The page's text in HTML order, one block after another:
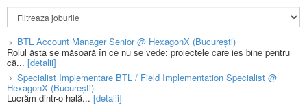
BTL Account Manager Senior @ HexagonX (București)
Rolul ăsta se măsoară în ce nu se vede: proiectele care ies bine pentru
că... [detalii]
Specialist Implementare BTL / Field Implementation Specialist @
HexagonX (București)
Lucrăm dintr-o hală...[detalii]